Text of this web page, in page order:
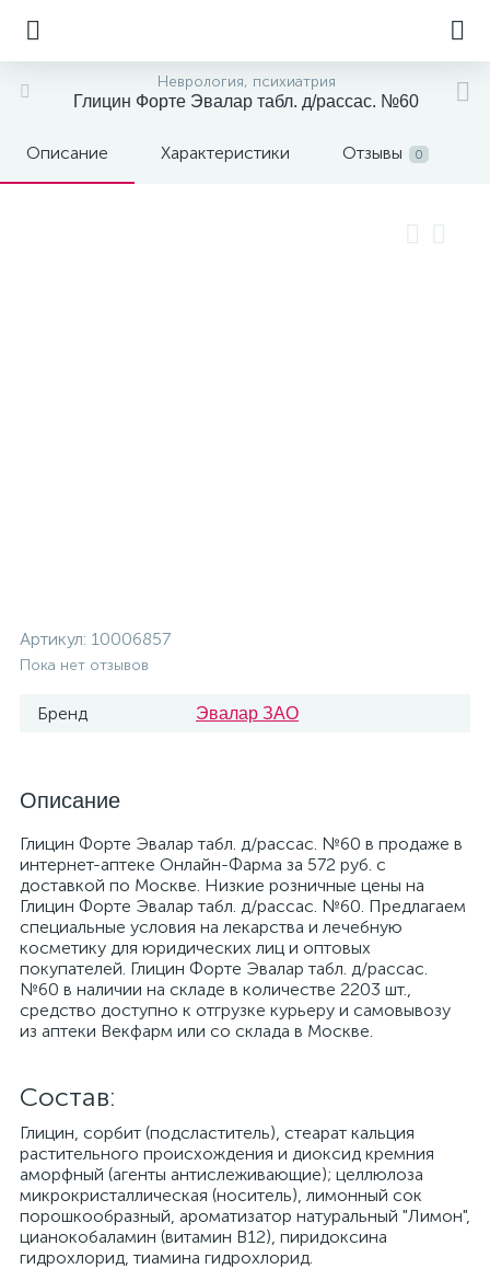
Неврология, психиатрия
Глицин Форте Эвалар табл. д/рассас. №60
Описание Характеристики Отзывы 0
Артикул: 10006857
Пока нет отзывов
Бренд Эвалар ЗАО
Описание
Глицин Форте Эвалар табл. д/рассас. №60 в продаже в
интернет-аптеке Онлайн-Фарма за 572 руб. с
доставкой по Москве. Низкие розничные цены на
Глицин Форте Эвалар табл. д/рассас. №60. Предлагаем
специальные условия на лекарства и лечебную
косметику для юридических лиц и оптовых
покупателей. Глицин Форте Эвалар табл. д/рассас.
№60 в наличии на складе в количестве 2203 шт.,
средство доступно к отгрузке курьеру и самовывозу
из аптеки Векфарм или со склада в Москве.
Cостав:
Глицин, сорбит (подсластитель), стеарат кальция
растительного происхождения и диоксид кремния
аморфный (агенты антислеживающие); целлюлоза
микрокристаллическая (носитель), лимонный сок
порошкообразный, ароматизатор натуральный "Лимон",
цианокобаламин (витамин В12), пиридоксина
гидрохлорид, тиамина гидрохлорид.